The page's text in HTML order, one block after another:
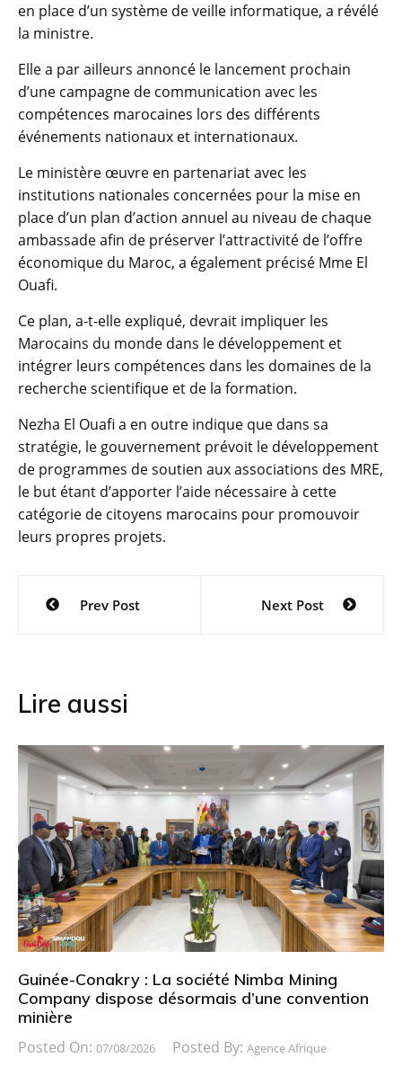
en place d’un système de veille informatique, a révélé
la ministre.
Elle a par ailleurs annoncé le lancement prochain
d’une campagne de communication avec les
compétences marocaines lors des différents
événements nationaux et internationaux.
Le ministère œuvre en partenariat avec les
institutions nationales concernées pour la mise en
place d’un plan d’action annuel au niveau de chaque
ambassade afin de préserver l’attractivité de l’offre
économique du Maroc, a également précisé Mme El
Ouafi.
Ce plan, a-t-elle expliqué, devrait impliquer les
Marocains du monde dans le développement et
intégrer leurs compétences dans les domaines de la
recherche scientifique et de la formation.
Nezha El Ouafi a en outre indique que dans sa
stratégie, le gouvernement prévoit le développement
de programmes de soutien aux associations des MRE,
le but étant d’apporter l’aide nécessaire à cette
catégorie de citoyens marocains pour promouvoir
leurs propres projets.
Navigation
Prev Post Next Post
Lire aussi
Guinée-Conakry : La société Nimba Mining
Company dispose désormais d’une convention
minière
Posted On: 07/08/2026 Posted By: Agence Afrique